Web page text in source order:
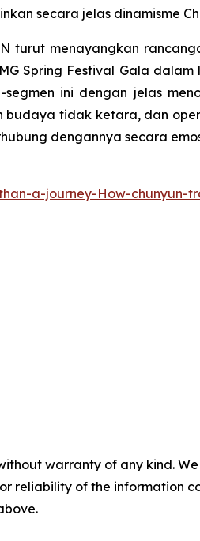
secara jelas dinamisme
turut menayangkan
Spring Festival Gala
ini dengan jelas
tidak ketara, dan
dengannya secara
a-journey-How-chunyun-
warranty of any kind.
reliability of the information